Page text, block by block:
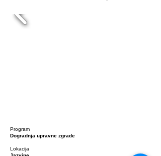
Program
Dogradnja upravne zgrade
Lokacija